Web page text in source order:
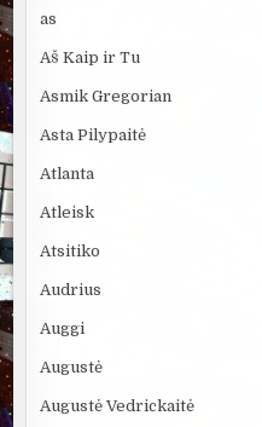
as
Aš Kaip ir Tu
Asmik Gregorian
Asta Pilypaitė
Atlanta
Atleisk
Atsitiko
Audrius
Auggi
Augustė
Augustė Vedrickaitė